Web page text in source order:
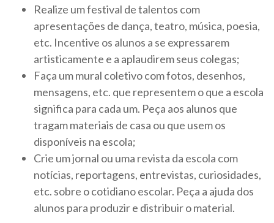
Realize um festival de talentos com
apresentações de dança, teatro, música, poesia,
etc. Incentive os alunos a se expressarem
artisticamente e a aplaudirem seus colegas;
Faça um mural coletivo com fotos, desenhos,
mensagens, etc. que representem o que a escola
significa para cada um. Peça aos alunos que
tragam materiais de casa ou que usem os
disponíveis na escola;
Crie um jornal ou uma revista da escola com
notícias, reportagens, entrevistas, curiosidades,
etc. sobre o cotidiano escolar. Peça a ajuda dos
alunos para produzir e distribuir o material.